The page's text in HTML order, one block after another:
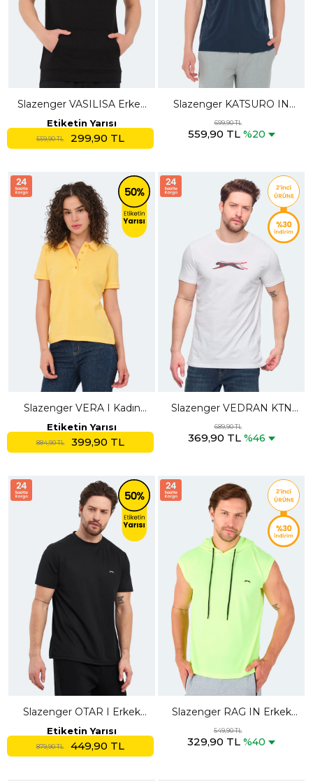
Slazenger VASILISA Erkek
Kolsuz Kanguru Cepli Siyah
Tişört
Etiketin Yarısı
559,90 TL 299,90 TL
Slazenger KATSURO IN
Erkek Polo Yaka Lacivert
Tişört
699,90 TL
559,90 TL %20
Slazenger VERA I Kadın
Polo Yaka Sarı Tişört
Etiketin Yarısı
884,90 TL 399,90 TL
Slazenger VEDRAN KTN
Erkek Beyaz Tişört
689,90 TL
369,90 TL %46
Slazenger OTAR I Erkek
Siyah Tişört
Etiketin Yarısı
879,90 TL 449,90 TL
Slazenger RAG IN Erkek
Kolsuz Neon Sarı Tişört
549,90 TL
329,90 TL %40